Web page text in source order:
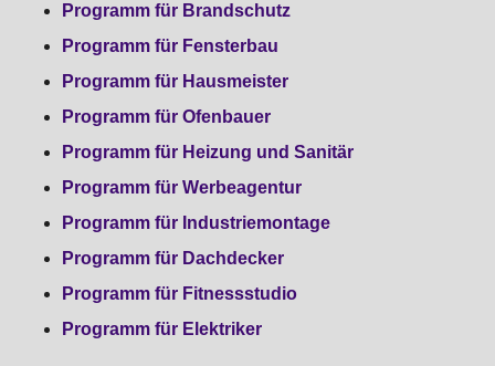
Programm für Brandschutz
Programm für Fensterbau
Programm für Hausmeister
Programm für Ofenbauer
Programm für Heizung und Sanitär
Programm für Werbeagentur
Programm für Industriemontage
Programm für Dachdecker
Programm für Fitnessstudio
Programm für Elektriker